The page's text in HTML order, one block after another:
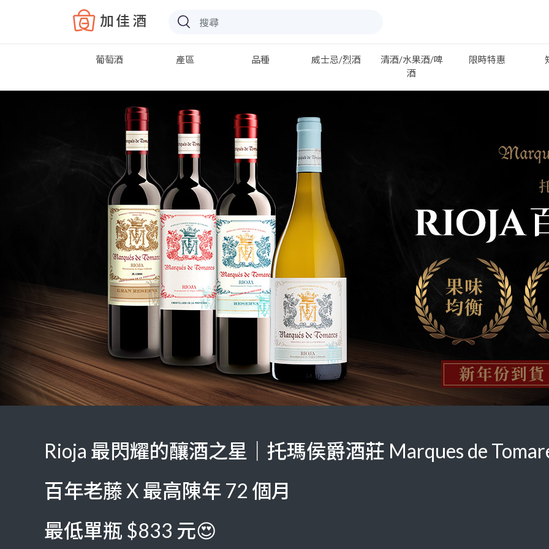
Baccus
葡萄酒 產區 品種 威士忌/烈酒
清酒/水果酒/啤
酒
限時特惠
Rioja 最閃耀的釀酒之星｜托瑪侯爵酒莊 Marques de
百年老藤 X 最高陳年 72 個月
最低單瓶 $833 元😍